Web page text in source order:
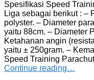
Spesifikasi Speed
Liga sebagai berikut : –
polyster. – Diameter
yaitu 88cm. – Diameter
Ketahanan angin
yaitu ± 250gram. –
Speed Training
Continue reading…